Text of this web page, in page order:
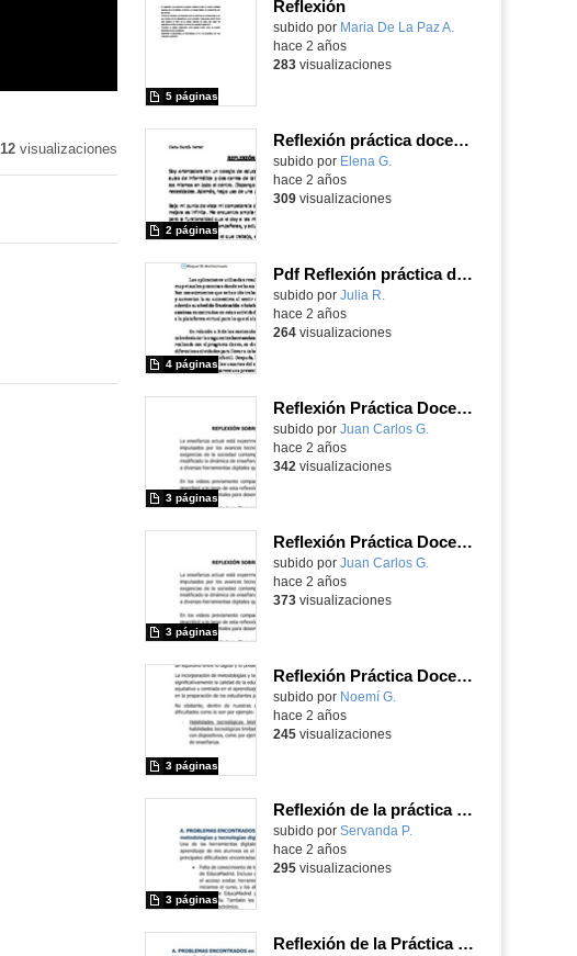
12visualizaciones
Reflexión
Contenido educativo.
subido por Maria De La Paz A.
5 páginas
hace 2 años
283visualizaciones
Reflexión práctica docente
Contenido educativo.
subido por Elena G.
2 páginas
hace 2 años
309visualizaciones
Pdf Reflexión práctica docente
subido por Julia R.
4 páginas
hace 2 años
264visualizaciones
Reflexión Práctica Docente Metadatos
Contenido educativo.
subido por Juan Carlos G.
3 páginas
hace 2 años
342 visualizaciones
Reflexión Práctica Docente
Contenido educativo.
subido por Juan Carlos G.
3 páginas
hace 2 años
373visualizaciones
Reflexión Práctica Docente - Noemi Gil
subido por Noemí G.
3 páginas
hace 2 años
245visualizaciones
Reflexión de la práctica docente.
subido por Servanda P.
3 páginas
hace 2 años
295visualizaciones
Reflexión de la Práctica Docente